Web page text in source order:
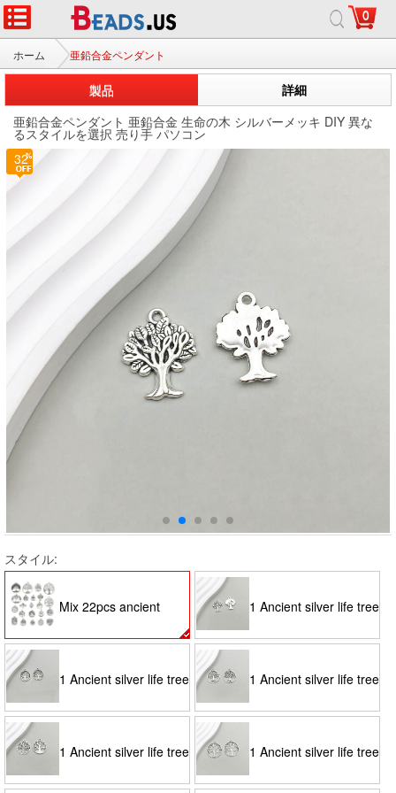
0
ホーム 亜鉛合金ペンダント
製品
詳細
亜鉛合金ペンダント 亜鉛合金 生命の木 シルバーメッキ DIY 異な
るスタイルを選択 売り手 パソコン
スタイル:
Mix 22pcs ancient
silver trees Series-
SN27
1 Ancient silver life tree
17*22mm-1.6g-2570
1 Ancient silver life tree
20*24mm-1.6g-4088
1 Ancient silver life tree
28*24mm-2.4g-7084
1 Ancient silver life tree 1 Ancient silver life tree